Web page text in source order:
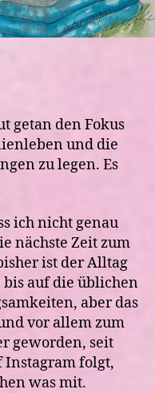
getan den Fokus
und die
zu legen. Es
ich nicht genau
nächste Zeit zum
ist der Alltag
auf die üblichen
aber das
vor allem zum
geworden, seit
Instagram folgt,
was mit.